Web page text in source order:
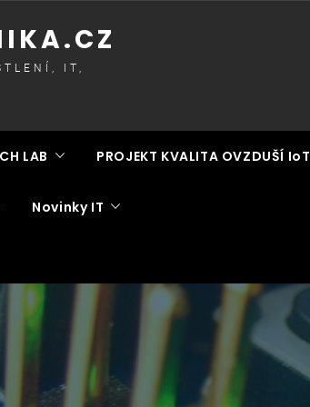
IT,
LAB PROJEKT KVALITA OVZDUŠÍ IoT
Novinky IT